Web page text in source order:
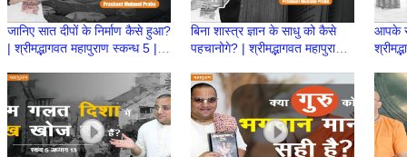
जानिए सात दीपों के निर्माण कैसे हुआ?
| श्रीमद्भागवत महापुराण स्कन्ध 5 |
बिना शास्त्र ज्ञान के साधु को कैसे
पहचानोगे? | श्रीमद्भागवत महापुराण
Prabhu
आपके